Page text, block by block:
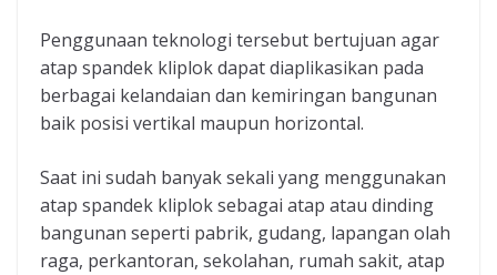
Penggunaan teknologi tersebut bertujuan agar
atap spandek kliplok dapat diaplikasikan pada
berbagai kelandaian dan kemiringan bangunan
baik posisi vertikal maupun horizontal.
Saat ini sudah banyak sekali yang menggunakan
atap spandek kliplok sebagai atap atau dinding
bangunan seperti pabrik, gudang, lapangan olah
raga, perkantoran, sekolahan, rumah sakit, atap